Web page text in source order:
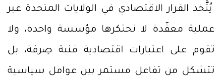
يُتَّخذ القرار الاقتصادي في الولايات المتحدة عبر
عملية معقّدة لا تحتكرها مؤسسة واحدة، ولا
تقوم على اعتبارات اقتصادية فنية صِرفة، بل
تتشكل من تفاعل مستمر بين عوامل سياسية